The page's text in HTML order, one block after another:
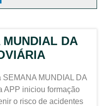
DA
SEMANA MUNDIAL DA
APP iniciou formação
o risco de acidentes